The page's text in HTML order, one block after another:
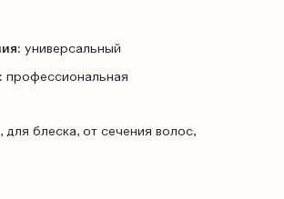
универсальный
профессиональная
для блеска, от сечения волос,